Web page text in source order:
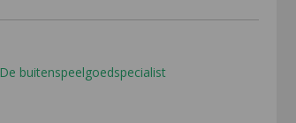
De buitenspeelgoedspecialist